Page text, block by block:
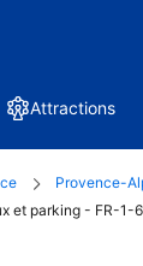
Attractions
Provence-
et parking - FR-1-